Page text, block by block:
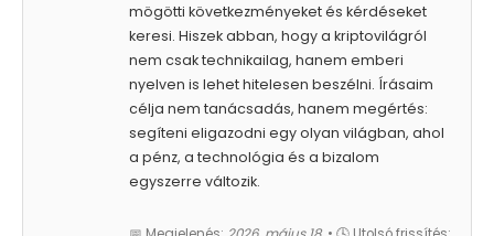
mögötti következményeket és kérdéseket
keresi. Hiszek abban, hogy a kriptovilágról
nem csak technikailag, hanem emberi
nyelven is lehet hitelesen beszélni. Írásaim
célja nem tanácsadás, hanem megértés:
segíteni eligazodni egy olyan világban, ahol
a pénz, a technológia és a bizalom
egyszerre változik.